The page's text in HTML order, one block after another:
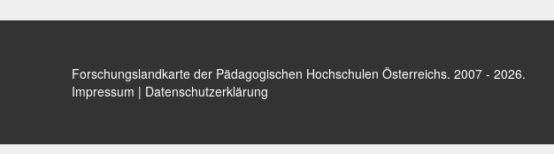
Forschungslandkarte der Pädagogischen Hochschulen Österreichs. 2007 - 2026.
Impressum | Datenschutzerklärung